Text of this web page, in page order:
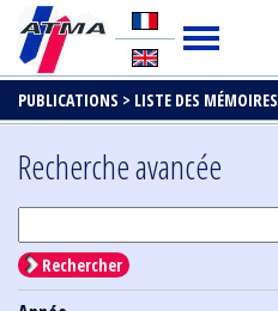
PUBLICATIONS > LISTE DES MÉMOIRES
Recherche avancée
Rechercher